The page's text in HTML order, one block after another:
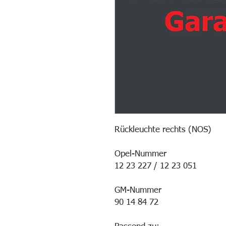
Rückleuchte rechts (NOS)
Opel-Nummer
12 23 227 / 12 23 051
GM-Nummer
90 14 84 72